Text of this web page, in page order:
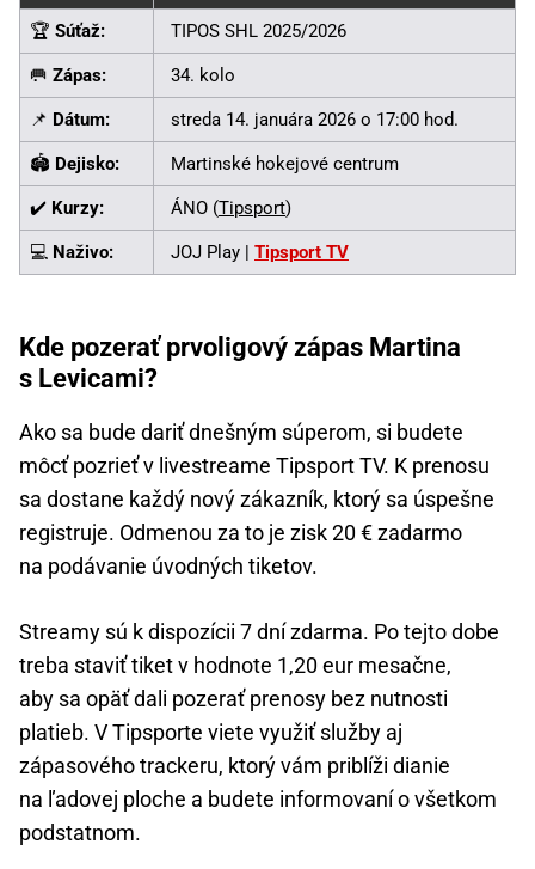
🏆 Súťaž: TIPOS SHL 2025/2026
🥅 Zápas: 34. kolo
📌 Dátum: streda 14. januára 2026 o 17:00 hod.
🏟️ Dejisko: Martinské hokejové centrum
✔️ Kurzy: ÁNO (Tipsport)
💻 Naživo: JOJ Play | Tipsport TV
Kde pozerať prvoligový zápas Martina
s Levicami?
Ako sa bude dariť dnešným súperom, si budete
môcť pozrieť v livestreame Tipsport TV. K prenosu
sa dostane každý nový zákazník, ktorý sa úspešne
registruje. Odmenou za to je zisk 20 € zadarmo
na podávanie úvodných tiketov.
Streamy sú k dispozícii 7 dní zdarma. Po tejto dobe
treba staviť tiket v hodnote 1,20 eur mesačne,
aby sa opäť dali pozerať prenosy bez nutnosti
platieb. V Tipsporte viete využiť služby aj
zápasového trackeru, ktorý vám priblíži dianie
na ľadovej ploche a budete informovaní o všetkom
podstatnom.